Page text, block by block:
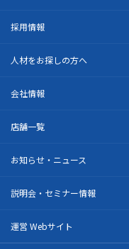
採用情報
人材をお探しの方へ
会社情報
店舗一覧
お知らせ・ニュース
説明会・セミナー情報
運営 Webサイト